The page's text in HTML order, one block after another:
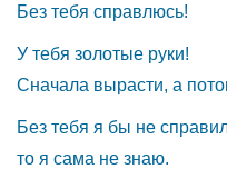
Без тебя справлюсь!
У тебя
Сначала вырасти, а
Без тебя я бы
то я сама не знаю.